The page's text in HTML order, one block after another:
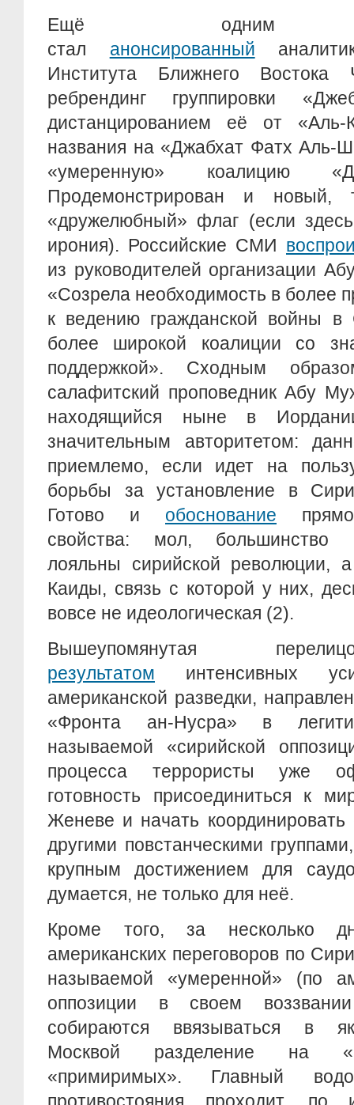
Ещё одним
стал анонсированный
Института Ближнего Востока
ребрендинг группировки
дистанцированием её от «Аль-
названия на «Джабхат Фатх Аль-
«умеренную» коалицию
Продемонстрирован и новый,
«дружелюбный» флаг (если
ирония). Российские СМИ
из руководителей организации
«Созрела необходимость в более
к ведению гражданской войны
более широкой коалиции со
поддержкой». Сходным
салафитский проповедник Абу
находящийся ныне в
значительным авторитетом:
приемлемо, если идет на
борьбы за установление в
Готово и обоснование прямо
свойства: мол, большинство
лояльны сирийской революции,
Каиды, связь с которой у них,
вовсе не идеологическая (2).
Вышеупомянутая
результатом интенсивных
американской разведки,
«Фронта ан-Нусра» в
называемой «сирийской
процесса террористы уже
готовность присоединиться к
Женеве и начать координировать
другими повстанческими
крупным достижением для
думается, не только для неё.
Кроме того, за несколько
американских переговоров по
называемой «умеренной» (по
оппозиции в своем
собираются ввязываться в
Москвой разделение на
«примиримых». Главный